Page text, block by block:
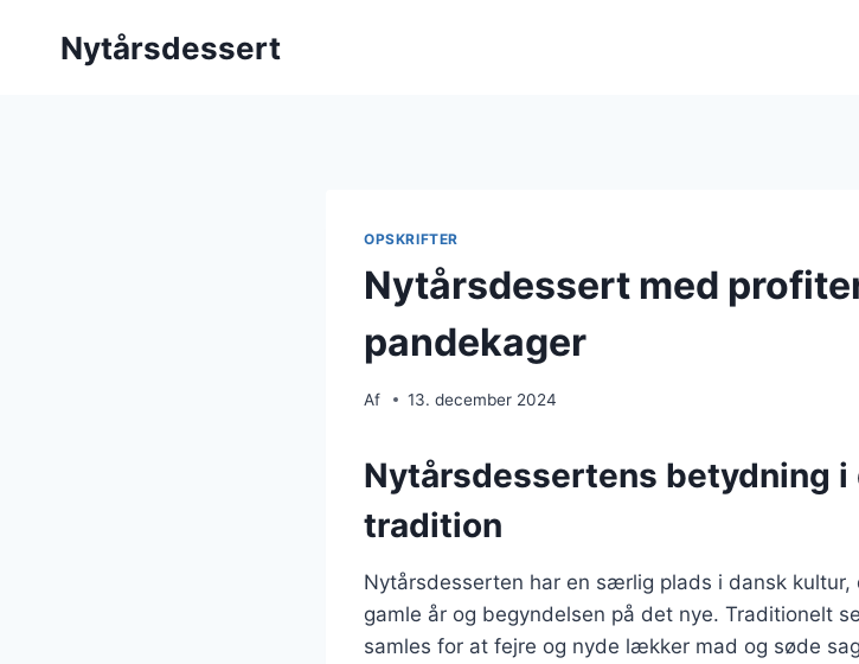
Nytårsdessert
OPSKRIFTER
Nytårsdessert med
pandekager
Af 13. december 2024
Nytårsdessertens betydning i
tradition
Nytårsdesserten har en særlig plads i dansk
gamle år og begyndelsen på det nye. Traditionelt
samles for at fejre og nyde lækker mad og søde